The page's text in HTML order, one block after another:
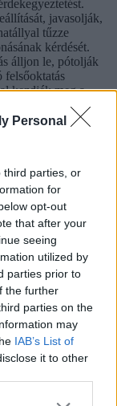
Personal
third parties, or
for
opt-out
that after your
seeing
utilized by
parties prior to
the further
parties on the
may
IAB’s List of
it to other
javasolják,
tűzze
kérdését.
álljon le, pótolják
felsőoktatás
kezdjék meg a
10 500
ugyanakkor
részösztöndíjas
tehát a
nélkül" 19 500
férőhelyeit,
nem hangzott el.
valójában 10 ezer
aki szerint
szerint a
finanszírozását